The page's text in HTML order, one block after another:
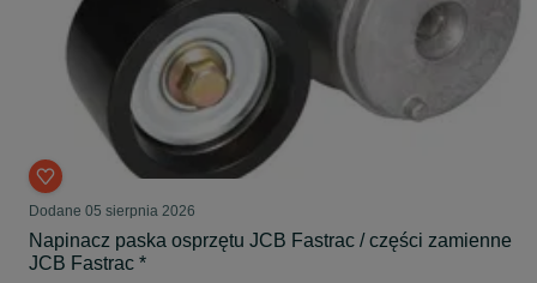
Dodane 05 sierpnia 2026
Napinacz paska osprzętu JCB Fastrac / części zamienne
JCB Fastrac *